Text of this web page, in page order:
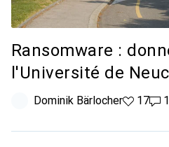
Ransomware :
l'Université de
Dominik Bärlocher17 likes
171 1